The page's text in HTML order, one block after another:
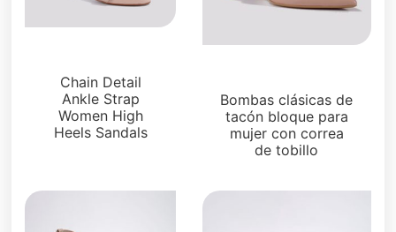
Chain Detail
Ankle Strap
Women High
Heels Sandals
Bombas clásicas de
tacón bloque para
mujer con correa
de tobillo